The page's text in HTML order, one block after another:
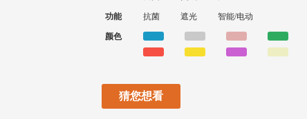
功能 抗菌 遮光 智能/电动
颜色
猜您想看